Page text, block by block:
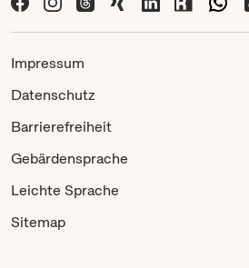
Impressum
Datenschutz
Barrierefreiheit
Gebärdensprache
Leichte Sprache
Sitemap